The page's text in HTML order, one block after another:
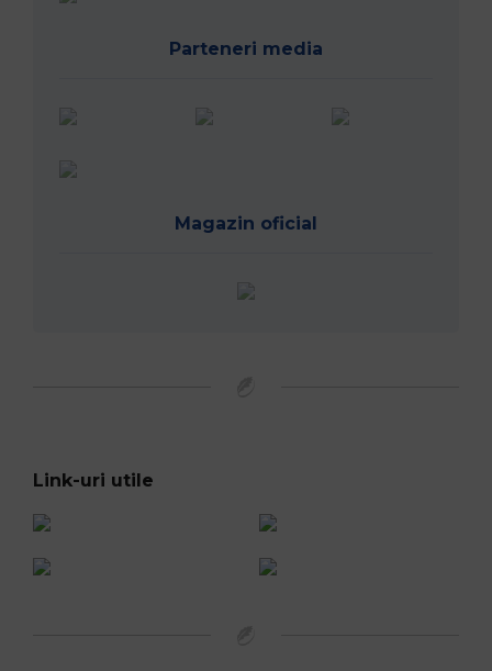
Parteneri media
Magazin oficial
Link-uri utile